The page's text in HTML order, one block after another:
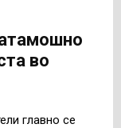
во
главно се